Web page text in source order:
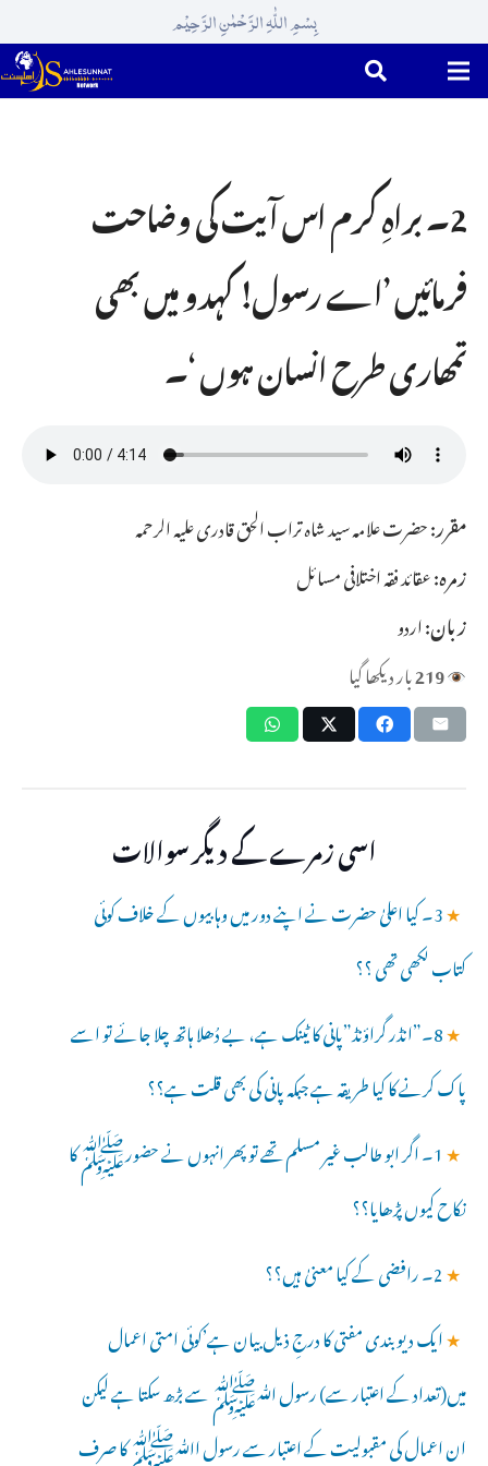
بِسْمِ اللّٰہِ الرَّحْمٰنِ الرَّحِیْم
2۔ براہِ کرم اس آیت کی وضاحت
فرمائیں ’اے رسول! کہدو میں بھی
تمھاری طرح انسان ہوں ‘۔
مقرر:حضرت علامہ سید شاہ تراب الحق قادری علیہ الرحمہ
زمرہ:عقائد فقہ اختلافی مسائل
زبان:اردو
219بار دیکھا گیا
اسی زمرے کے دیگر سوالات
★ 3۔ کیا اعلیٰ حضرت نے اپنے دور میں وہابیوں کے خلاف کوئی
کتاب لکھی تھی ؟؟
★ 8۔”انڈر گراؤنڈ”پانی کا ٹینک ہے، بے دُھلا ہاتھ چلا جائے تو اسے
پاک کرنے کا کیا طریقہ ہے جبکہ پانی کی بھی قلت ہے؟؟
★ 1۔ اگر ابو طالب غیر مسلم تھے تو پھر انہوں نے حضورﷺ کا
نکاح کیوں پڑھایا؟؟
★2۔ رافضی کے کیا معنیٰ ہیں؟؟
★ایک دیو بندی مفتی کا درجِ ذیل بیان ہے’کوئی امتی اعمال
میں(تعداد کے اعتبار سے) رسول ﷲﷺ سے بڑھ سکتا ہے لیکن
ان اعمال کی مقبولیت کے اعتبار سے رسول اﷲﷺ کا صرف